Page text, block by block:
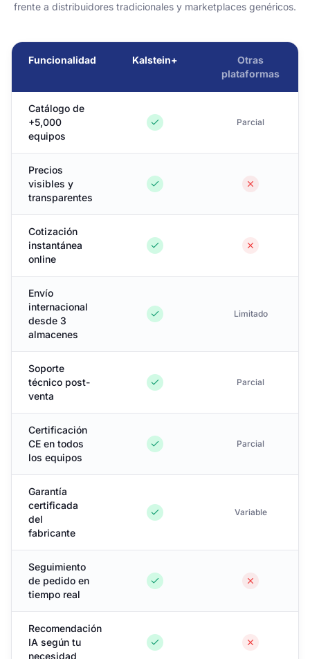
frente a distribuidores tradicionales y marketplaces genéricos.
Funcionalidad Kalstein+
Otras
plataformas
Catálogo de
+5,000
equipos
Parcial
Precios
visibles y
transparentes
Cotización
instantánea
online
Envío
internacional
desde 3
almacenes
Limitado
Soporte
técnico post-
venta
Parcial
Certificación
CE en todos
los equipos
Parcial
Garantía
certificada
del
fabricante
Variable
Seguimiento
de pedido en
tiempo real
Recomendación
IA según tu
necesidad